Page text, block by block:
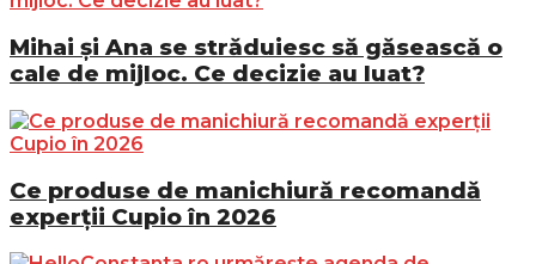
Mihai și Ana se străduiesc să găsească o
cale de mijloc. Ce decizie au luat?
Ce produse de manichiură recomandă
experții Cupio în 2026